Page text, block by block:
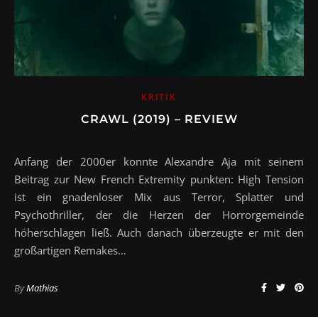
KRITIK
CRAWL (2019) – REVIEW
Anfang der 2000er konnte Alexandre Aja mit seinem
Beitrag zur New French Extremity punkten: High Tension
ist ein gnadenloser Mix aus Terror, Splatter und
Psychothriller, der die Herzen der Horrorgemeinde
höherschlagen ließ. Auch danach überzeugte er mit den
großartigen Remakes…
ByMathias